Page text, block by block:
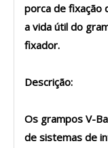
porca de fixação
a vida útil do
fixador.
Descrição:
Os grampos V-
de sistemas de